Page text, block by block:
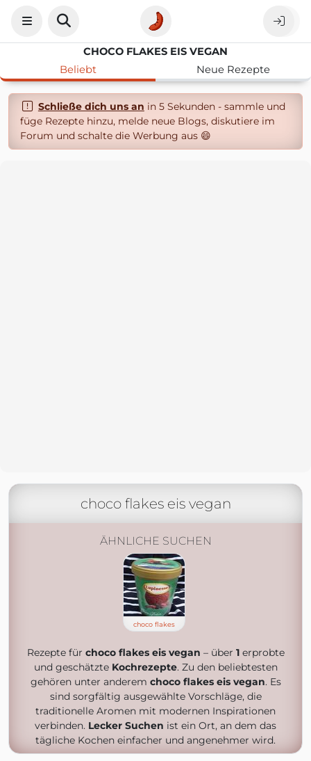
CHOCO FLAKES EIS VEGAN
Beliebt
Neue Rezepte
Schließe dich uns an in 5 Sekunden - sammle und
füge Rezepte hinzu, melde neue Blogs, diskutiere im
Forum und schalte die Werbung aus 😄
choco flakes eis vegan
ÄHNLICHE SUCHEN
choco flakes
Rezepte für choco flakes eis vegan – über 1erprobte
und geschätzte Kochrezepte. Zu den beliebtesten
gehören unter anderem choco flakes eis vegan. Es
sind sorgfältig ausgewählte Vorschläge, die
traditionelle Aromen mit modernen Inspirationen
verbinden. Lecker Suchen ist ein Ort, an dem das
tägliche Kochen einfacher und angenehmer wird.